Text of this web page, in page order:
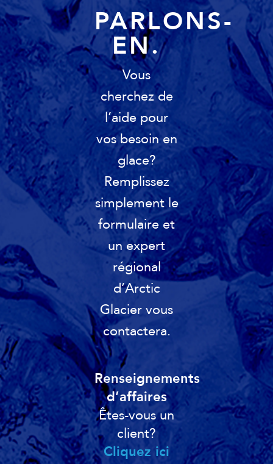
PARLONS-
EN.
Vous
cherchez de
l’aide pour
vos besoin en
glace?
Remplissez
simplement le
formulaire et
un expert
régional
d’Arctic
Glacier vous
contactera.
Renseignements
d’affaires
Êtes-vous un
client?
Cliquez ici